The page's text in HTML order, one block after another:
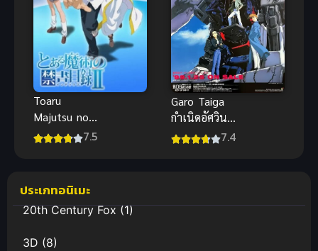
Toaru
Majutsu no
Index II
7.5
Garo Taiga
กำเนิดอัศวิน
หมาป่าทองคำ
7.4
ประเภทอนิเมะ
20th Century Fox(1)
3D (8)